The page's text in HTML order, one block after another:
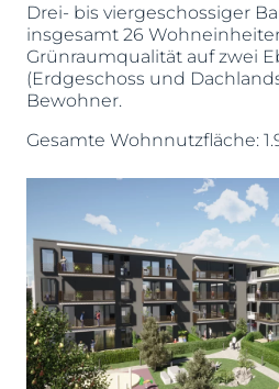
Drei- bis viergeschossiger
insgesamt 26
Grünraumqualität auf zwei
(Erdgeschoss und
Bewohner.
Gesamte Wohnnutzfläche: